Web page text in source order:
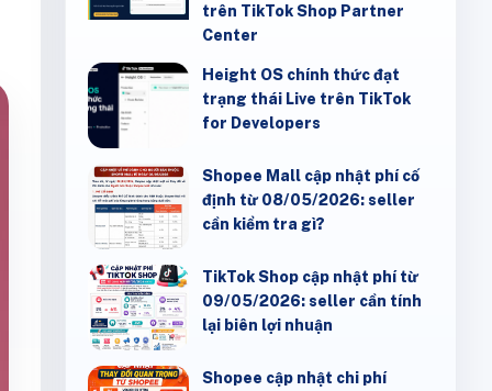
trên TikTok Shop Partner
Center
Height OS chính thức đạt
trạng thái Live trên TikTok
for Developers
Shopee Mall cập nhật phí cố
định từ 08/05/2026: seller
cần kiểm tra gì?
TikTok Shop cập nhật phí từ
09/05/2026: seller cần tính
lại biên lợi nhuận
Shopee cập nhật chi phí